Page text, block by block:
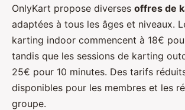
OnlyKart propose diverses offres de
adaptées à tous les âges et niveaux.
karting indoor commencent à 18€
tandis que les sessions de karting
25€ pour 10 minutes. Des tarifs
disponibles pour les membres et les
groupe.